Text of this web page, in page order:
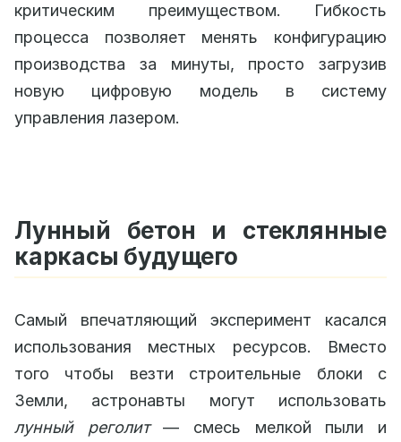
критическим преимуществом. Гибкость
процесса позволяет менять конфигурацию
производства за минуты, просто загрузив
новую цифровую модель в систему
управления лазером.
Лунный бетон и стеклянные
каркасы будущего
Самый впечатляющий эксперимент касался
использования местных ресурсов. Вместо
того чтобы везти строительные блоки с
Земли, астронавты могут использовать
лунный реголит— смесь мелкой пыли и